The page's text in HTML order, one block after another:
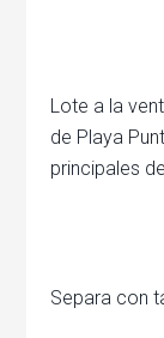
Lote a la
de Playa
principales
Separa con